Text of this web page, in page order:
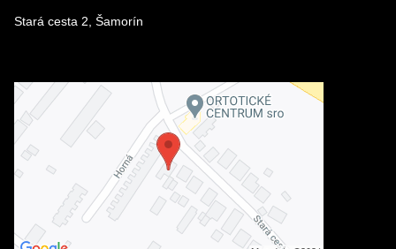
Stará cesta 2, Šamorín